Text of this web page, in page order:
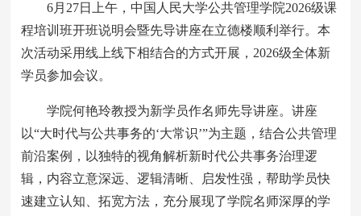
6月27日上午，中国人民大学公共管理学院2026级课
程培训班开班说明会暨先导讲座在立德楼顺利举行。本
次活动采用线上线下相结合的方式开展，2026级全体新
学员参加会议。
学院何艳玲教授为新学员作名师先导讲座。讲座
以“大时代与公共事务的‘大常识’”为主题，结合公共管理
前沿案例，以独特的视角解析新时代公共事务治理逻
辑，内容立意深远、逻辑清晰、启发性强，帮助学员快
速建立认知、拓宽方法，充分展现了学院名师深厚的学